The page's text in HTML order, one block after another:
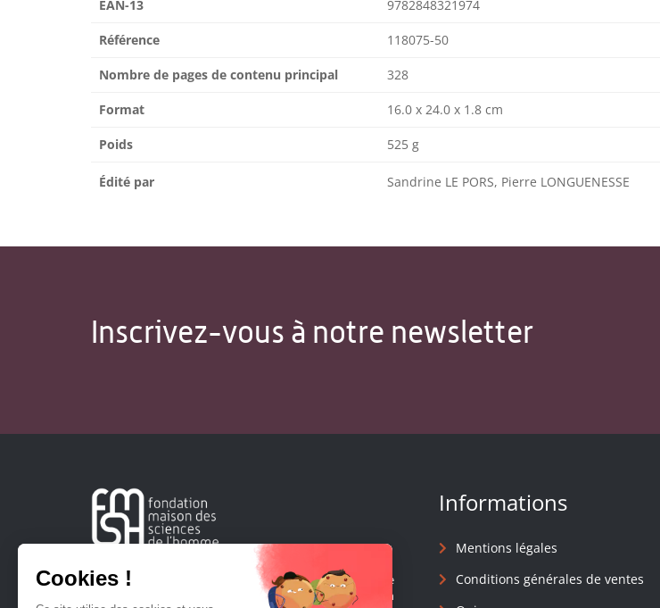
EAN-13 9782848321974
Référence 118075-50
Nombre de pages de contenu principal 328
Format 16.0 x 24.0 x 1.8 cm
Poids 525 g
Édité par Sandrine LE PORS, Pierre LONGUENESSE
Inscrivez-vous à notre newsletter
Créée en 1963, la Fondation Maison Sciences de l'Homme
soutient la recherche et la diffusion des connaissances en
Informations
Mentions légales
Conditions générales de ventes